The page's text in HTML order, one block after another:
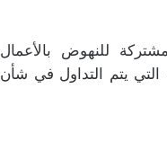
للنهوض بالأعمال
التي يتم التداول في شأن